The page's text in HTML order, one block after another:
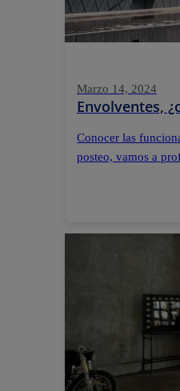
Marzo 14, 2024
Envolventes,
Conocer las
posteo, vamos a